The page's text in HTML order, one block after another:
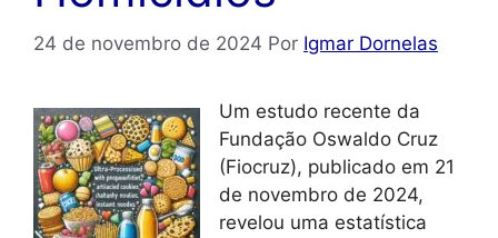
24 de novembro de 2024 Por Igmar Dornelas
Um estudo recente da
Fundação Oswaldo Cruz
(Fiocruz), publicado em 21
de novembro de 2024,
revelou uma estatística